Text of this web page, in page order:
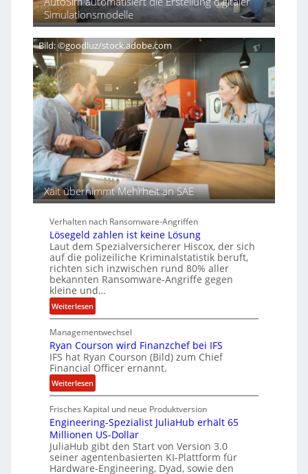
t
i
e
r
e
n
C
H
e
i
ß
e
n
a
u
f
d
e
r
S
p
u
r
e
i
g
n
T
e
h
A
g
e
n
c
y
a
r
e
i
t
e
n
z
u
s
m
m
e
n
Simulationsmodelle
Bild: ©goodluz/stock.adobe.com
Xait übernimmt Mehrheit an SAE
Verhalten nach Ransomware-Angriffen
Lösegeld zahlen ist keine Lösung
Laut dem Spezialversicherer Hiscox, der sich
auf die polizeiliche Kriminalstatistik beruft,
richten sich inzwischen rund 80% aller
bekannten Ransomware-Angriffe gegen
kleine und…
Weiterlesen:
L
ö
s
e
g
e
l
d
z
a
h
l
Managementwechsel
Ryan Courson wird Finanzchef bei IFS
IFS hat Ryan Courson (Bild) zum Chief
Financial Officer ernannt.
Weiterlesen:
R
y
a
n
C
o
Frisches Kapital und neue Produktversion
Engineering-Spezialist JuliaHub erhält 65
Millionen US-Dollar
JuliaHub gibt den Start von Version 3.0
seiner agentenbasierten KI-Plattform für
Hardware-Engineering, Dyad, sowie den